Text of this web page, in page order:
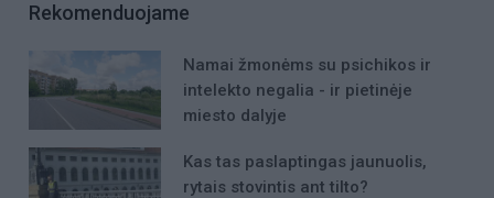
Rekomenduojame
Namai žmonėms su psichikos ir
intelekto negalia - ir pietinėje
miesto dalyje
Kas tas paslaptingas jaunuolis,
rytais stovintis ant tilto?